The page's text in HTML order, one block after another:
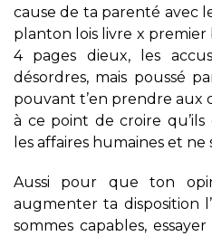
cause de ta parenté avec
planton lois livre x premier
4 pages dieux, les
désordres, mais poussé
pouvant t’en prendre aux
à ce point de croire qu’ils
les affaires humaines et ne
Aussi pour que ton
augmenter ta disposition
sommes capables,